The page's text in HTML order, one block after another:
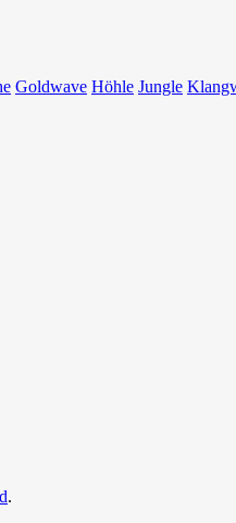
Goldwave Höhle Jungle
.